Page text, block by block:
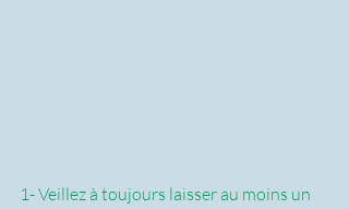
1- Veillez à toujours laisser au moins un